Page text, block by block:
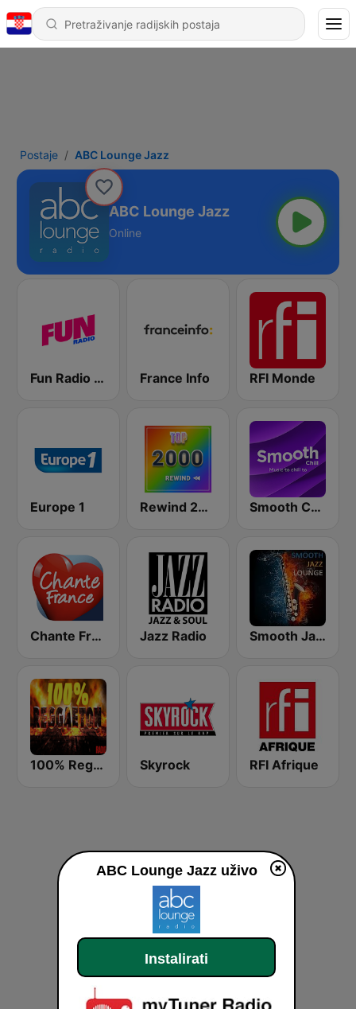
Postaje ABC Lounge Jazz
ABC Lounge Jazz
Online
Fun Radio FRANCE France Info RFI Monde
Europe 1 Rewind 2000's Smooth Chill
Chante France Jazz Radio Smooth Jazz Lounge
100% Reggaeton Radio Skyrock RFI Afrique
ABC Lounge Jazz uživo
Instalirati